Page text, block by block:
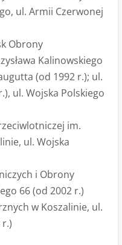
ul. Armii Czerwonej
Obrony
Kalinowskiego
(od 1992 r.); ul.
ul. Wojska Polskiego
im.
ul. Wojska
i Obrony
66 (od 2002 r.)
w Koszalinie, ul.